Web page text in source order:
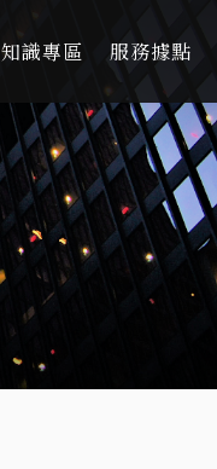
知識專區 服務據點